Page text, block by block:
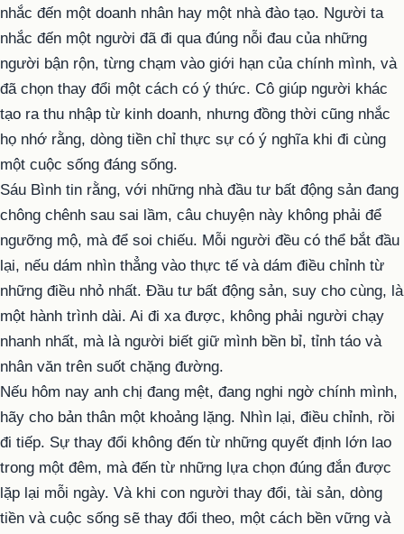
nhắc đến một doanh nhân hay một nhà đào tạo. Người ta
nhắc đến một người đã đi qua đúng nỗi đau của những
người bận rộn, từng chạm vào giới hạn của chính mình, và
đã chọn thay đổi một cách có ý thức. Cô giúp người khác
tạo ra thu nhập từ kinh doanh, nhưng đồng thời cũng nhắc
họ nhớ rằng, dòng tiền chỉ thực sự có ý nghĩa khi đi cùng
một cuộc sống đáng sống.
Sáu Bình tin rằng, với những nhà đầu tư bất động sản đang
chông chênh sau sai lầm, câu chuyện này không phải để
ngưỡng mộ, mà để soi chiếu. Mỗi người đều có thể bắt đầu
lại, nếu dám nhìn thẳng vào thực tế và dám điều chỉnh từ
những điều nhỏ nhất. Đầu tư bất động sản, suy cho cùng, là
một hành trình dài. Ai đi xa được, không phải người chạy
nhanh nhất, mà là người biết giữ mình bền bỉ, tỉnh táo và
nhân văn trên suốt chặng đường.
Nếu hôm nay anh chị đang mệt, đang nghi ngờ chính mình,
hãy cho bản thân một khoảng lặng. Nhìn lại, điều chỉnh, rồi
đi tiếp. Sự thay đổi không đến từ những quyết định lớn lao
trong một đêm, mà đến từ những lựa chọn đúng đắn được
lặp lại mỗi ngày. Và khi con người thay đổi, tài sản, dòng
tiền và cuộc sống sẽ thay đổi theo, một cách bền vững và